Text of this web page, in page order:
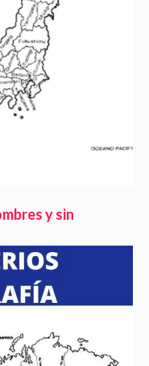
y sin